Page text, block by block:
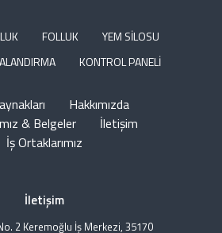
FOLLUK
YEM SİLOSU
KONTROL PANELİ
Hakkımızda
& Belgeler
İletişim
İş Ortaklarımız
İletişim
2 Keremoğlu İş Merkezi, 35170